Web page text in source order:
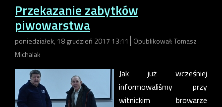
Przekazanie zabytków
piwowarstwa
poniedziałek, 18 grudzień 2017 13:11
Opublikował: Tomasz
Michalak
Jak już wcześniej
informowaliśmy przy
witnickim browarze